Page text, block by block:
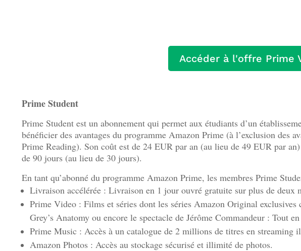
Accéder à l'offre Prime
Prime Student
Prime Student est un abonnement qui permet aux étudiants d’un
bénéficier des avantages du programme Amazon Prime (à l’exclusion des
Prime Reading). Son coût est de 24 EUR par an (au lieu de 49 EUR par
de 90 jours (au lieu de 30 jours).
En tant qu’abonné du programme Amazon Prime, les membres Prime
Livraison accélérée : Livraison en 1 jour ouvré gratuite sur plus de deux
Prime Video : Films et séries dont les séries Amazon Original
Grey’s Anatomy ou encore le spectacle de Jérôme Commandeur : Tout
Prime Music : Accès à un catalogue de 2 millions de titres en streaming
Amazon Photos : Accès au stockage sécurisé et illimité de photos.